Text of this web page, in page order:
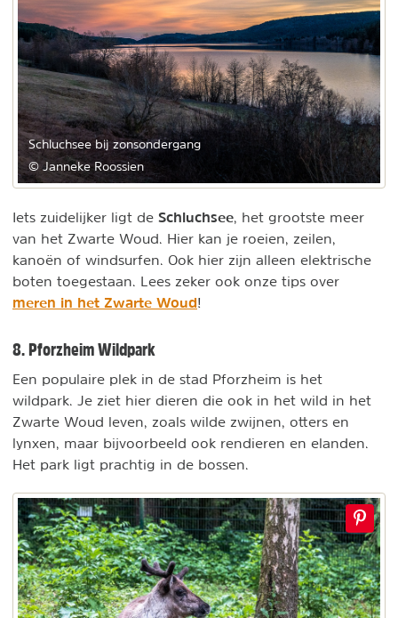
Schluchsee bij zonsondergang
© Janneke Roossien
Iets zuidelijker ligt de Schluchsee , het grootste meer
van het Zwarte Woud. Hier kan je roeien, zeilen,
kanoën of windsurfen. Ook hier zijn alleen elektrische
boten toegestaan. Lees zeker ook onze tips over
meren in het Zwarte Woud!
8. Pforzheim Wildpark
Een populaire plek in de stad Pforzheim is het
wildpark. Je ziet hier dieren die ook in het wild in het
Zwarte Woud leven, zoals wilde zwijnen, otters en
lynxen, maar bijvoorbeeld ook rendieren en elanden.
Het park ligt prachtig in de bossen.